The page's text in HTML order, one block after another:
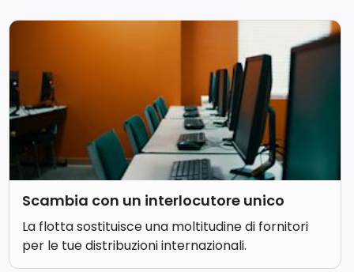
Scambia con un interlocutore unico
La flotta sostituisce una moltitudine di fornitori
per le tue distribuzioni internazionali.